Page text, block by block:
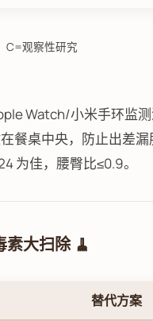
C=观察性研究
Watch/小米手环监
餐桌中央，防止出差漏
为佳，腰臀比≤0.9。
大扫除 🧹
替代方案